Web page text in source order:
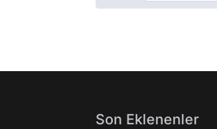
Son Eklenenler